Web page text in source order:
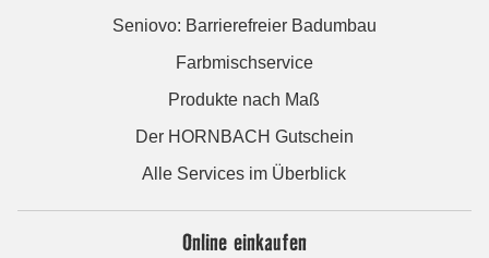
Seniovo: Barrierefreier Badumbau
Farbmischservice
Produkte nach Maß
Der HORNBACH Gutschein
Alle Services im Überblick
Online einkaufen